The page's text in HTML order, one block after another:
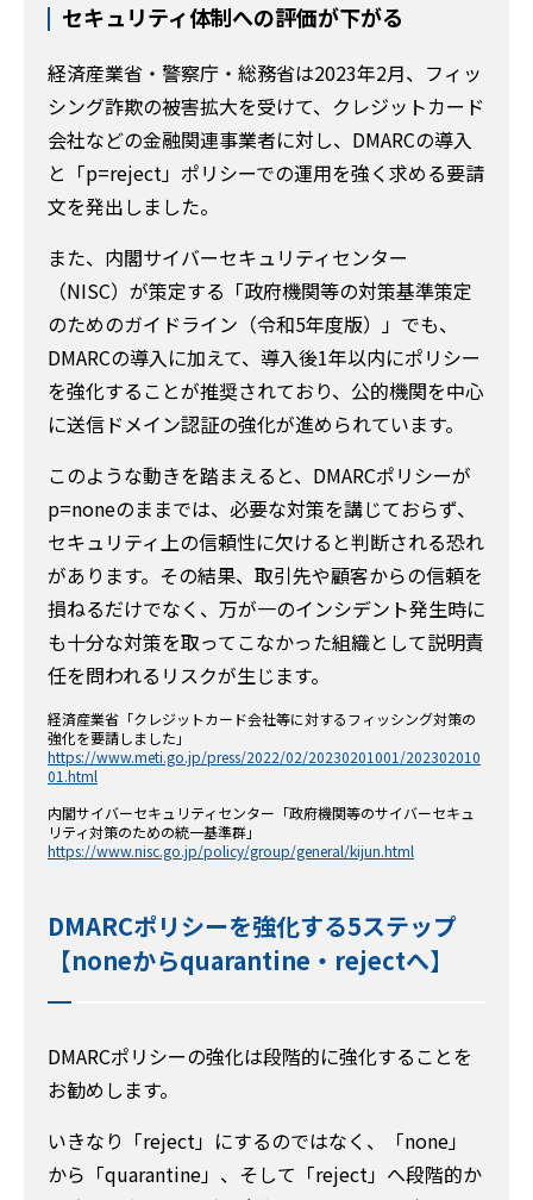
セキュリティ体制への評価が下がる
経済産業省・警察庁・総務省は2023年2月、フィッ
シング詐欺の被害拡大を受けて、クレジットカード
会社などの金融関連事業者に対し、DMARCの導入
と「p=reject」ポリシーでの運用を強く求める要請
文を発出しました。
また、内閣サイバーセキュリティセンター
（NISC）が策定する「政府機関等の対策基準策定
のためのガイドライン（令和5年度版）」でも、
DMARCの導入に加えて、導入後1年以内にポリシー
を強化することが推奨されており、公的機関を中心
に送信ドメイン認証の強化が進められています。
このような動きを踏まえると、DMARCポリシーが
p=noneのままでは、必要な対策を講じておらず、
セキュリティ上の信頼性に欠けると判断される恐れ
があります。その結果、取引先や顧客からの信頼を
損ねるだけでなく、万が一のインシデント発生時に
も十分な対策を取ってこなかった組織として説明責
任を問われるリスクが生じます。
経済産業省「クレジットカード会社等に対するフィッシング対策の
強化を要請しました」
https://www.meti.go.jp/press/2022/02/20230201001/202302010
01.html
内閣サイバーセキュリティセンター「政府機関等のサイバーセキュ
リティ対策のための統一基準群」
https://www.nisc.go.jp/policy/group/general/kijun.html
DMARCポリシーを強化する5ステップ
【noneからquarantine・rejectへ】
DMARCポリシーの強化は段階的に強化することを
お勧めします。
いきなり「reject」にするのではなく、「none」
から「quarantine」、そして「reject」へ段階的か